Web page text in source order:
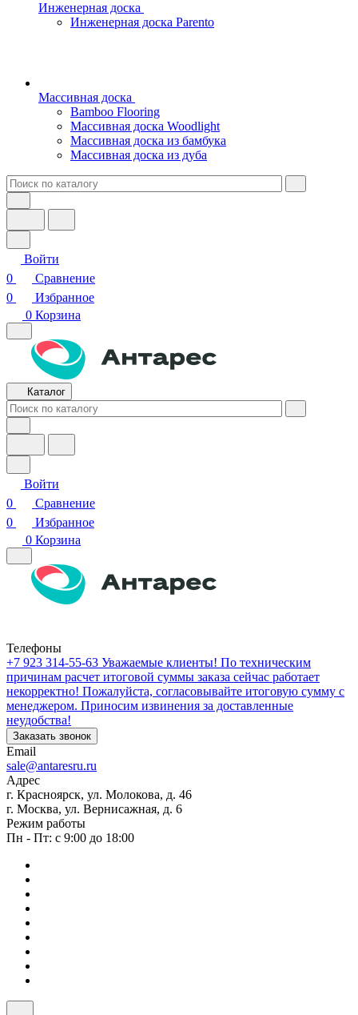
Инженерная доска
Инженерная доска Parento
Массивная доска
Bamboo Flooring
Массивная доска Woodlight
Массивная доска из бамбука
Массивная доска из дуба
Войти
0
Сравнение
0
Избранное
0 Корзина
Каталог
Войти
0
Сравнение
0
Избранное
0 Корзина
Телефоны
+7 923 314-55-63 Уважаемые клиенты! По техническим
причинам расчет итоговой суммы заказа сейчас работает
некорректно! Пожалуйста, согласовывайте итоговую сумму с
менеджером. Приносим извинения за доставленные
неудобства!
Заказать звонок
Email
sale@antaresru.ru
Адрес
г. Красноярск, ул. Молокова, д. 46
г. Москва, ул. Вернисажная, д. 6
Режим работы
Пн - Пт: с 9:00 до 18:00